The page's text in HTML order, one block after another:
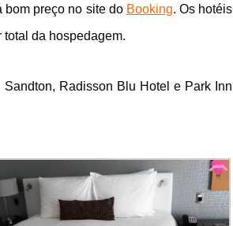
bom preço no site do Booking. Os hotéis
da hospedagem.
Radisson Blu Hotel e Park Inn